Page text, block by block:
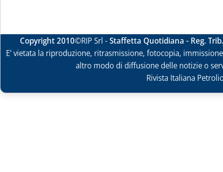
Copyright 2010©RIP Srl -Staffetta Quotidiana - Reg.
E' vietata la riproduzione, ritrasmissione, fotocopia,
altro modo di diffusione delle notizie o
Rivista Italiana